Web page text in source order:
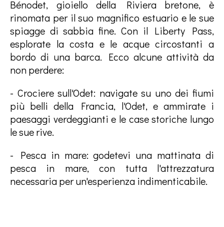
Bénodet, gioiello della Riviera bretone, è
rinomata per il suo magnifico estuario e le sue
spiagge di sabbia fine. Con il Liberty Pass,
esplorate la costa e le acque circostanti a
bordo di una barca. Ecco alcune attività da
non perdere:
- Crociere sull'Odet: navigate su uno dei fiumi
più belli della Francia, l'Odet, e ammirate i
paesaggi verdeggianti e le case storiche lungo
le sue rive.
- Pesca in mare: godetevi una mattinata di
pesca in mare, con tutta l'attrezzatura
necessaria per un'esperienza indimenticabile.